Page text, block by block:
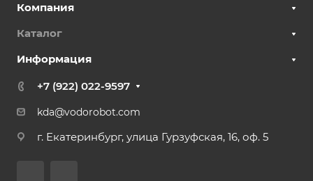
Компания
Каталог
Информация
+7 (922) 022-9597
kda@vodorobot.com
г. Екатеринбург, улица Гурзуфская, 16, оф. 5